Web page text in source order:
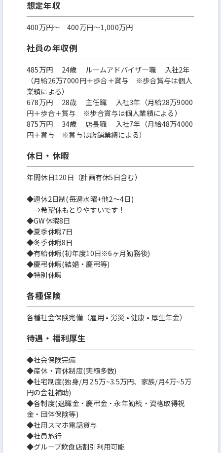
想定年収
400万円〜 400万円～1,000万円
社員の年収例
485万円 24歳 ルームアドバイザー職 入社2年
（月給26万7000円＋歩合＋賞与 ※歩合賞与は個人
業績による）
678万円 28歳 主任職 入社3年（月給28万9000
円＋歩合＋賞与 ※歩合賞与は個人業績による）
875万円 34歳 店長職 入社7年（月給48万4000
円＋賞与 ※賞与は店舗業績による）
休日・休暇
年間休日120日（計画有休5日含む）
◆週休2日制(毎週水曜+他2～4日)
⇒希望休もとりやすいです！
◆GW休暇8日
◆夏季休暇7日
◆冬季休暇8日
◆有給休暇(初年度10日※6ヶ月勤務後)
◆慶弔休暇(結婚・慶弔等)
◆特別休暇
各種保険
各種社会保険完備（雇用 • 労災 • 健康 • 厚生年金）
待遇・福利厚生
◆社会保険完備
◆産休・育休制度(実績多数)
◆社宅制度(独身/月2.5万~3.5万円、家族/月4万~5万
円の会社補助)
◆各制度(退職金・慶弔金・永年勤続・資格取得祝
金・団体保険等)
◆社用スマホ電話貸与
◆社員旅行
◆グループ飲食店割引利用可能